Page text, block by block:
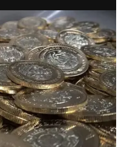
de
en